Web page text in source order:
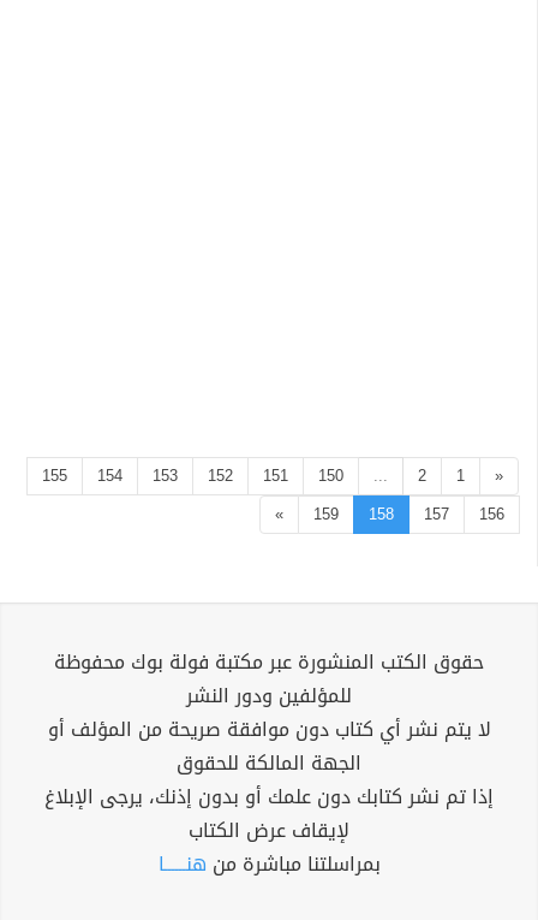
«
1
2
...
150
151
152
153
154
155
156
157
158
159
»
حقوق الكتب المنشورة عبر مكتبة فولة بوك محفوظة
للمؤلفين ودور النشر
لا يتم نشر أي كتاب دون موافقة صريحة من المؤلف أو
الجهة المالكة للحقوق
إذا تم نشر كتابك دون علمك أو بدون إذنك، يرجى الإبلاغ
لإيقاف عرض الكتاب
بمراسلتنا مباشرة من هنــــــا